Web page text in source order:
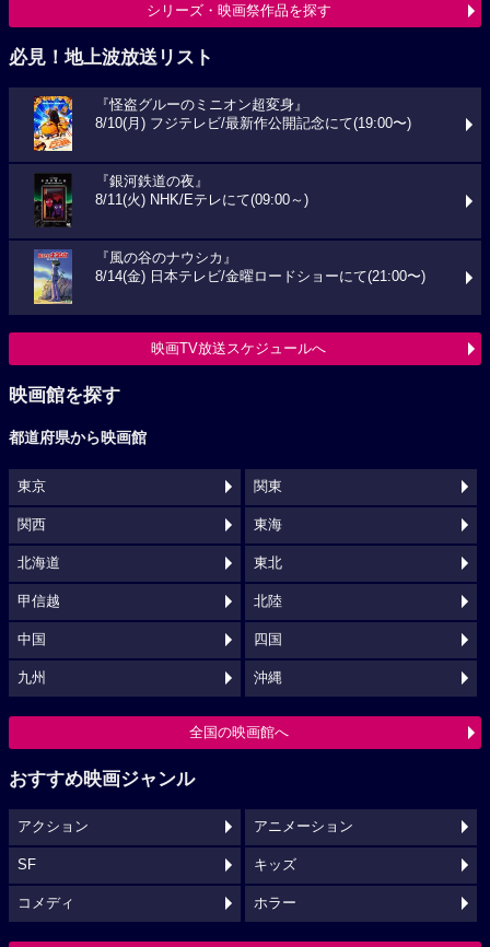
シリーズ・映画祭作品を探す
必見！地上波放送リスト
『怪盗グルーのミニオン超変身』
8/10(月) フジテレビ/最新作公開記念にて(19:00〜)
『銀河鉄道の夜』
8/11(火) NHK/Eテレにて(09:00～)
『風の谷のナウシカ』
8/14(金) 日本テレビ/金曜ロードショーにて(21:00〜)
映画TV放送スケジュールへ
映画館を探す
都道府県から映画館
東京 関東
関西 東海
北海道 東北
甲信越 北陸
中国 四国
九州 沖縄
全国の映画館へ
おすすめ映画ジャンル
アクション アニメーション
SF キッズ
コメディ ホラー